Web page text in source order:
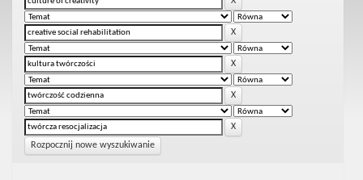
Rozpocznij nowe wyszukiwanie